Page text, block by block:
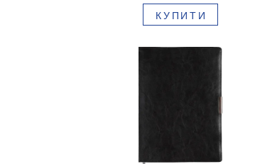
КУПИТИ